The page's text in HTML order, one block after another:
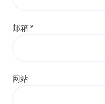
邮箱 *
网站